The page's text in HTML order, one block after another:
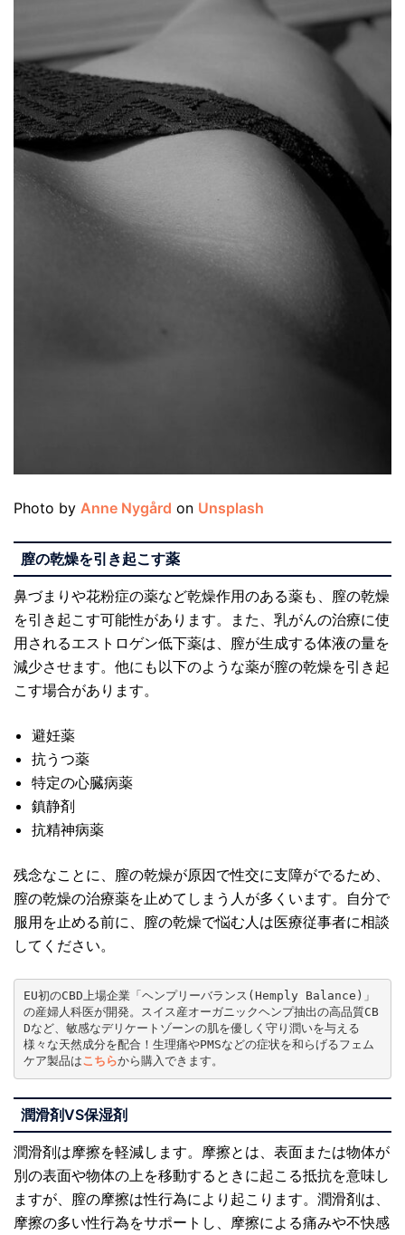
Photo by Anne Nygård on Unsplash
膣の乾燥を引き起こす薬
鼻づまりや花粉症の薬など乾燥作用のある薬も、膣の乾燥
を引き起こす可能性があります。また、乳がんの治療に使
用されるエストロゲン低下薬は、膣が生成する体液の量を
減少させます。他にも以下のような薬が膣の乾燥を引き起
こす場合があります。
避妊薬
抗うつ薬
特定の心臓病薬
鎮静剤
抗精神病薬
残念なことに、膣の乾燥が原因で性交に支障がでるため、
膣の乾燥の治療薬を止めてしまう人が多くいます。自分で
服用を止める前に、膣の乾燥で悩む人は医療従事者に相談
してください。
EU初のCBD上場企業「ヘンプリーバランス(Hemply Balance)」
の産婦人科医が開発。スイス産オーガニックヘンプ抽出の高品質CB
Dなど、敏感なデリケートゾーンの肌を優しく守り潤いを与える
様々な天然成分を配合！生理痛やPMSなどの症状を和らげるフェム
ケア製品はこちらから購入できます。
潤滑剤VS保湿剤
潤滑剤は摩擦を軽減します。摩擦とは、表面または物体が
別の表面や物体の上を移動するときに起こる抵抗を意味し
ますが、膣の摩擦は性行為により起こります。潤滑剤は、
摩擦の多い性行為をサポートし、摩擦による痛みや不快感